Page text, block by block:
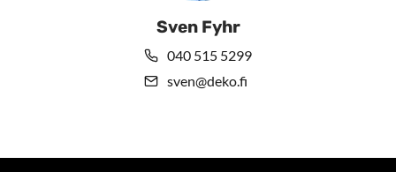
Sven Fyhr
040 515 5299
sven@deko.fi